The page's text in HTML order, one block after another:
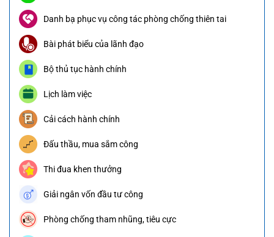
Danh bạ phục vụ công tác phòng chống thiên tai
Bài phát biểu của lãnh đạo
Bộ thủ tục hành chính
Lịch làm việc
Cải cách hành chính
Đấu thầu, mua sắm công
Thi đua khen thưởng
Giải ngân vốn đầu tư công
Phòng chống tham nhũng, tiêu cực